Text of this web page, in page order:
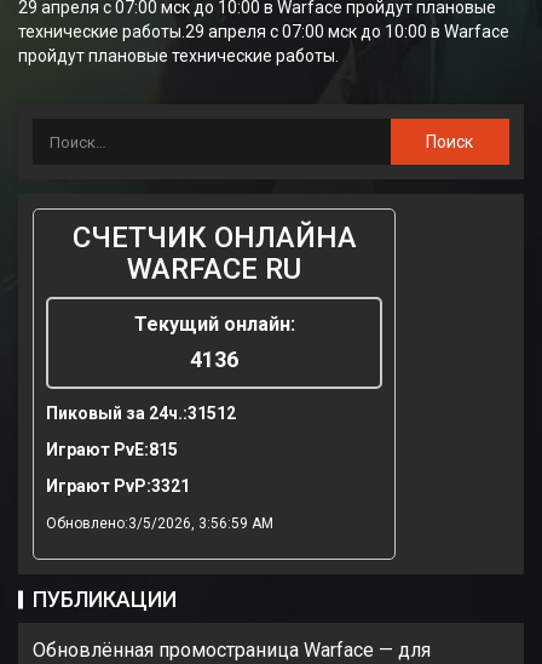
29 апреля с 07:00 мск до 10:00 в Warface пройдут плановые
технические работы.29 апреля с 07:00 мск до 10:00 в Warface
пройдут плановые технические работы.
СЧЕТЧИК ОНЛАЙНА
WARFACE RU
Текущий онлайн:
4136
Пиковый за 24ч.:31512
Играют PvE:815
Играют PvP:3321
Обновлено:3/5/2026, 3:56:59 AM
ПУБЛИКАЦИИ
Обновлённая промостраница Warface — для